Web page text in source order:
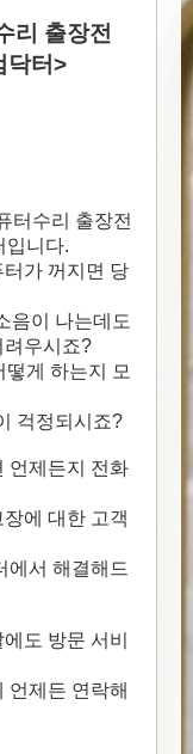
리 출장전
닥터>
터수리 출장전
입니다.
가 꺼지면 당
음이 나는데도
려우시죠?
게 하는지 모
걱정되시죠?
언제든지 전화
에 대한 고객
에서 해결해드
도 방문 서비
언제든 연락해